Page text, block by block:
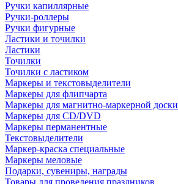
Ручки капиллярные
Ручки-роллеры
Ручки фигурные
Ластики и точилки
Ластики
Точилки
Точилки с ластиком
Маркеры и текстовыделители
Маркеры для флипчарта
Маркеры для магнитно-маркерной доски
Маркеры для CD/DVD
Маркеры перманентные
Текстовыделители
Маркер-краска специальные
Маркеры меловые
Подарки, сувениры, награды
Товары для проведения праздников